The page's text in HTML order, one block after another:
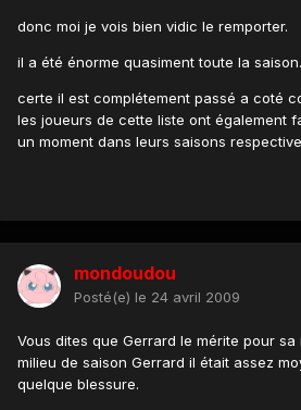
donc moi je vois bien vidic le remporter.
il a été énorme quasiment toute la saison.
certe il est complétement passé a coté
les joueurs de cette liste ont également
un moment dans leurs saisons
mondoudou
Posté(e) le 24 avril 2009
Vous dites que Gerrard le mérite pour
milieu de saison Gerrard il était assez
quelque blessure.